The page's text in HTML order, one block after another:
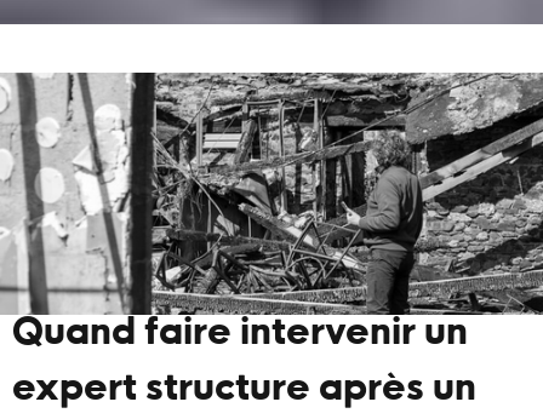
Quand faire intervenir un
expert structure après un